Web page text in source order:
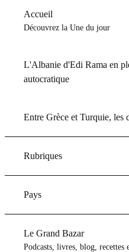
Accueil
Découvrez la Une du jour
L'Albanie d'Edi Rama en
autocratique
Entre Grèce et Turquie, les
Rubriques
Pays
Le Grand Bazar
Podcasts, livres, blog, recettes